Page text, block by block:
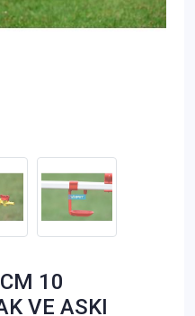
10
VE ASKI